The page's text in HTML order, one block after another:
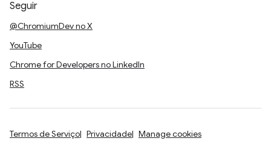
Seguir
@ChromiumDev no X
YouTube
Chrome for Developers no LinkedIn
RSS
Termos de Serviço Privacidade Manage cookies